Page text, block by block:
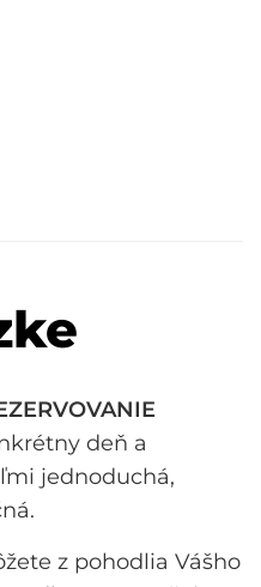
deň a
jednoduchá,
z pohodlia Vášho